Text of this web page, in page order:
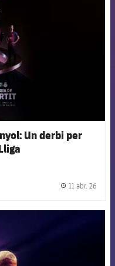
Un derbi per
11 abr. 26